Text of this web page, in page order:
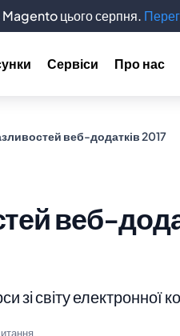
Сервіси Про нас
веб-додатків 2017
веб-
зі світу електронної
цього серпня.